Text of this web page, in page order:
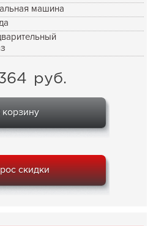
машина
руб.
корзину
скидки